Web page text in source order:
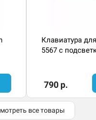
Клавиатура
5567 с
790 р.
все товары